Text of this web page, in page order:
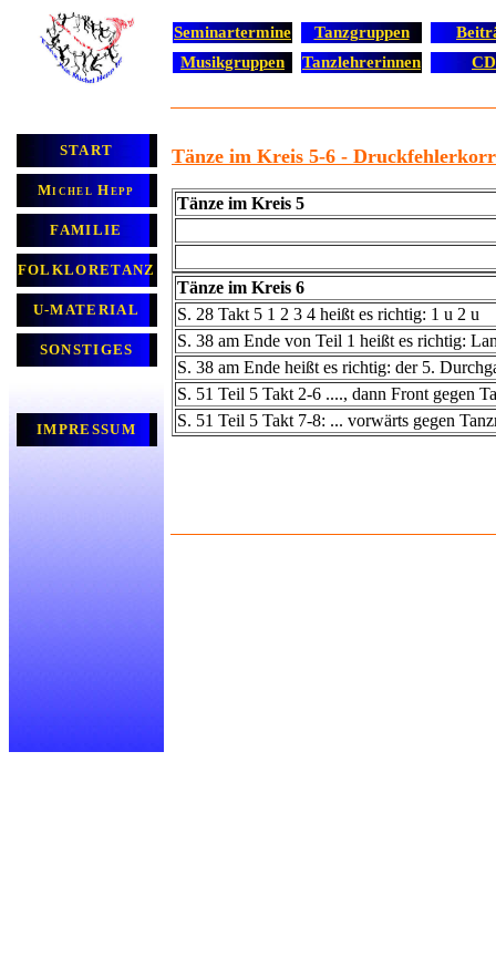
Seminartermine Tanzgruppen
Musikgruppen
Tanzlehrerinnen
START
Michel Hepp
FAMILIE
FOLKLORETANZ
U-MATERIAL
SONSTIGES
IMPRESSUM
Tänze im Kreis 5-6 -
Tänze im Kreis 5
Tänze im Kreis 6
S. 28 Takt 5 1 2 3 4 heißt es richtig: 1 u 2 u
S. 38 am Ende von Teil 1 heißt es richtig:
S. 38 am Ende heißt es richtig: der 5.
S. 51 Teil 5 Takt 2-6 ...., dann Front gegen
S. 51 Teil 5 Takt 7-8: ... vorwärts gegen